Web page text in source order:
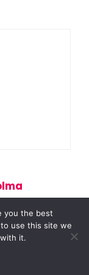
con
you the best
use this site we
it.